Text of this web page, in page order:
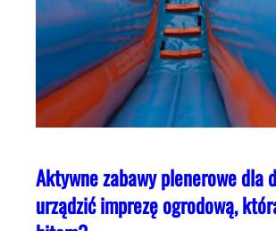
Aktywne zabawy plenerowe dla
urządzić imprezę ogrodową,